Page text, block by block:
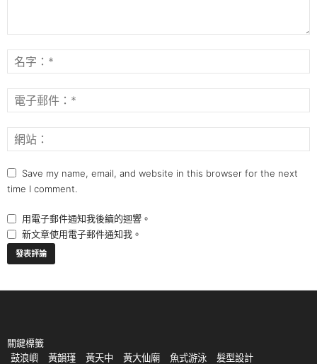
Save my name, email, and website in this browser for the next
time I comment.
用電子郵件通知我後續的迴響。
新文章使用電子郵件通知我。
關鍵標籤
鼓浪嶼
黃韻瑾 黃天中 黃大仙廟 魚式游泳
髮型設計